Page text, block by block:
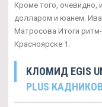
Кроме того, очевидно,
долларом и юанем.
Матросова Итоги ритм-
Красноярске 1.
КЛОМИД EGIS
PLUS КАДНИКОВ